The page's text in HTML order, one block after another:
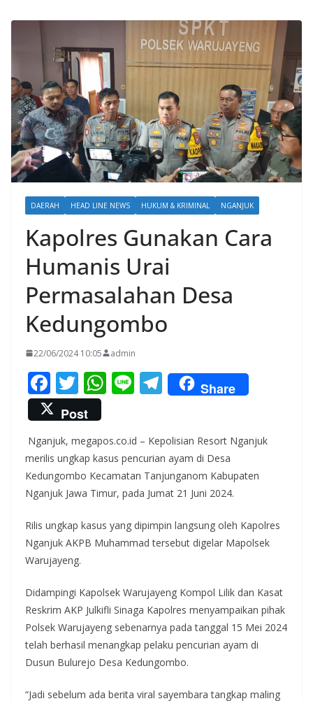
DAERAH HEAD LINE NEWS HUKUM & KRIMINAL NGANJUK
Kapolres Gunakan Cara
Humanis Urai
Permasalahan Desa
Kedungombo
22/06/2024 10:05 admin
F
ac
e
b
o
o
k
T
w
itt
er
W
s
A
p
p
Li T
el
gr
a
m
Share
Post
Nganjuk, megapos.co.id – Kepolisian Resort Nganjuk
merilis ungkap kasus pencurian ayam di Desa
Kedungombo Kecamatan Tanjunganom Kabupaten
Nganjuk Jawa Timur, pada Jumat 21 Juni 2024.
Rilis ungkap kasus yang dipimpin langsung oleh Kapolres
Nganjuk AKPB Muhammad tersebut digelar Mapolsek
Warujayeng.
Didampingi Kapolsek Warujayeng Kompol Lilik dan Kasat
Reskrim AKP Julkifli Sinaga Kapolres menyampaikan pihak
Polsek Warujayeng sebenarnya pada tanggal 15 Mei 2024
telah berhasil menangkap pelaku pencurian ayam di
Dusun Bulurejo Desa Kedungombo.
“Jadi sebelum ada berita viral sayembara tangkap maling